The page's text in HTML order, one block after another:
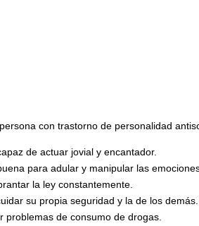
con trastorno de personalidad
de actuar jovial y encantador.
para adular y manipular las
la ley constantemente.
su propia seguridad y la de los demás.
problemas de consumo de drogas.